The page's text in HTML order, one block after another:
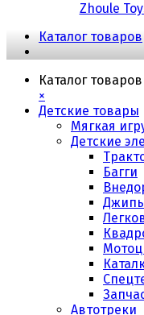
Zhoule
Каталог товаров
Каталог товаров
×
Детские товары
Мягкая
Детские
Багги
Автотреки